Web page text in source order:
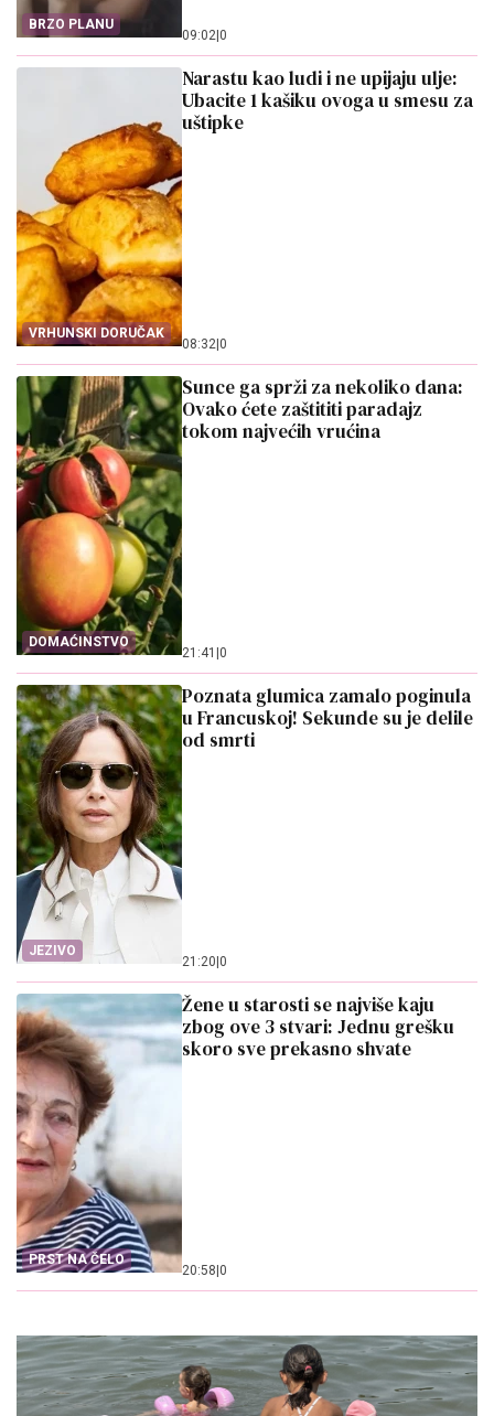
BRZO PLANU
09:02|0
VRHUNSKI DORUČAK
Narastu kao ludi i ne upijaju ulje:
Ubacite 1 kašiku ovoga u smesu za
uštipke
08:32|0
DOMAĆINSTVO
Sunce ga sprži za nekoliko dana:
Ovako ćete zaštititi paradajz
tokom najvećih vrućina
21:41 |0
JEZIVO
Poznata glumica zamalo poginula
u Francuskoj! Sekunde su je delile
od smrti
21:20|0
PRST NA ČELO
Žene u starosti se najviše kaju
zbog ove 3 stvari: Jednu grešku
skoro sve prekasno shvate
20:58|0